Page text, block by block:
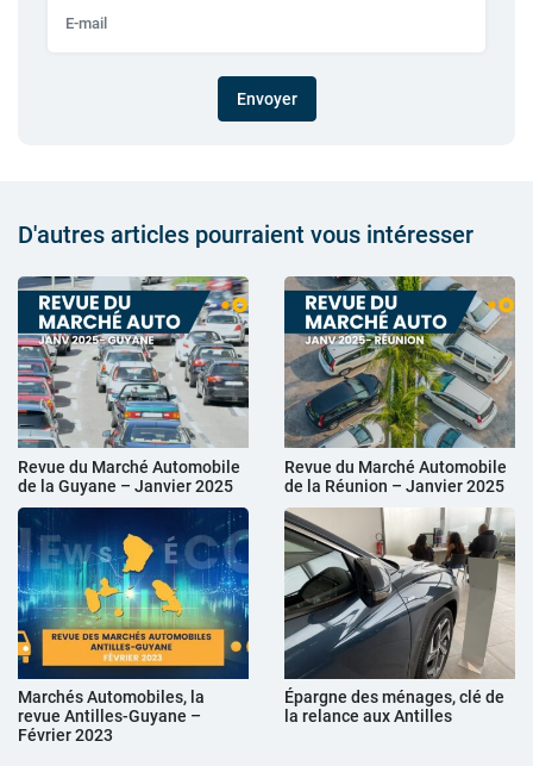
Envoyer
D'autres articles pourraient vous intéresser
Revue du Marché Automobile
de la Guyane – Janvier 2025
Revue du Marché Automobile
de la Réunion – Janvier 2025
Marchés Automobiles, la
revue Antilles-Guyane –
Février 2023
Épargne des ménages, clé de
la relance aux Antilles